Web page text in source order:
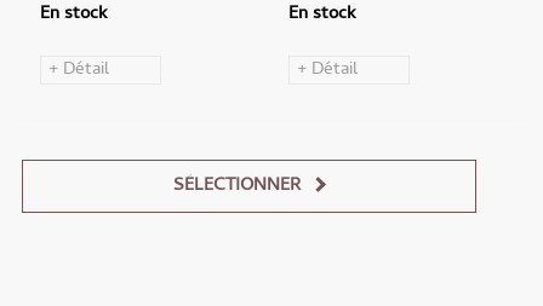
En stock
+ Détail
En stock
+ Détail
SÉLECTIONNER